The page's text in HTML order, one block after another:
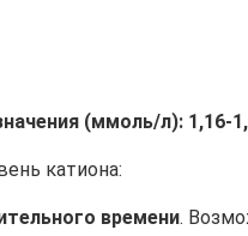
(ммоль/л): 1,16-
катиона:
времени.